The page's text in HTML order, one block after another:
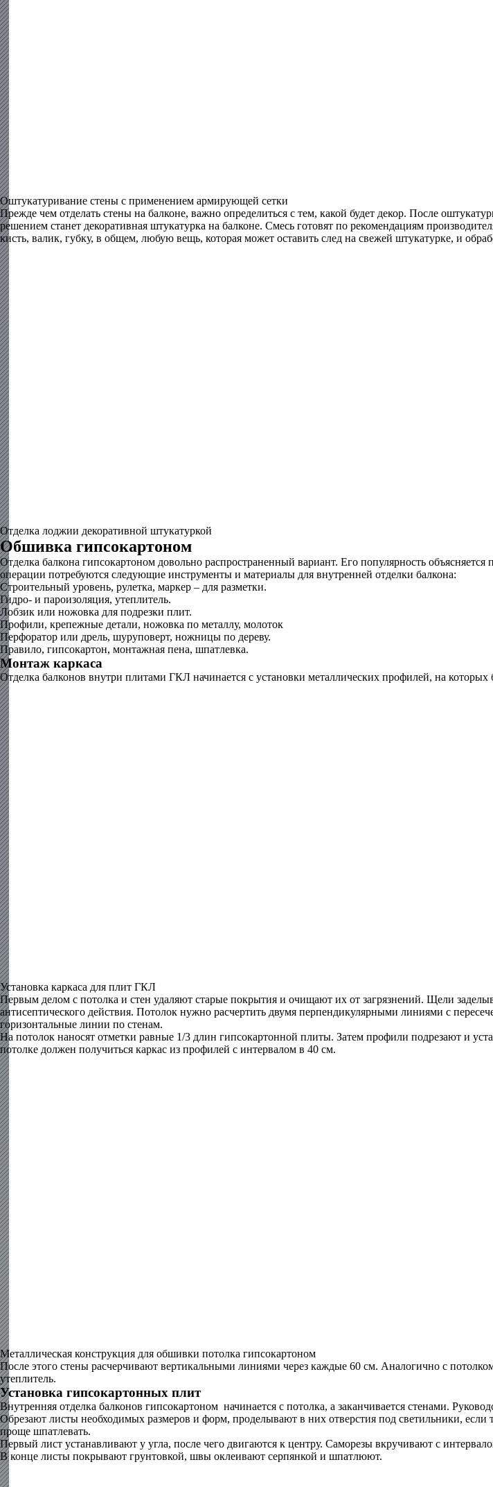
Оштукатуривание стены с применением армирующей сетки
Прежде чем отделать стены на балконе, важно определиться с тем, какой будет декор. После
решением станет декоративная штукатурка на балконе. Смесь готовят по рекомендациям
кисть, валик, губку, в общем, любую вещь, которая может оставить след на свежей штукатурке, и
Отделка лоджии декоративной штукатуркой
Обшивка гипсокартоном
Отделка балкона гипсокартоном довольно распространенный вариант. Его популярность
операции потребуются следующие инструменты и материалы для внутренней отделки балкона:
Строительный уровень, рулетка, маркер – для разметки.
Гидро- и пароизоляция, утеплитель.
Лобзик или ножовка для подрезки плит.
Профили, крепежные детали, ножовка по металлу, молоток
Перфоратор или дрель, шуруповерт, ножницы по дереву.
Правило, гипсокартон, монтажная пена, шпатлевка.
Монтаж каркаса
Отделка балконов внутри плитами ГКЛ начинается с установки металлических профилей, на которых
Установка каркаса для плит ГКЛ
Первым делом с потолка и стен удаляют старые покрытия и очищают их от загрязнений. Щели
антисептического действия. Потолок нужно расчертить двумя перпендикулярными линиями с
горизонтальные линии по стенам.
На потолок наносят отметки равные 1/3 длин гипсокартонной плиты. Затем профили подрезают и
потолке должен получиться каркас из профилей с интервалом в 40 см.
Металлическая конструкция для обшивки потолка гипсокартоном
После этого стены расчерчивают вертикальными линиями через каждые 60 см. Аналогично с
утеплитель.
Установка гипсокартонных плит
Внутренняя отделка балконов гипсокартоном начинается с потолка, а заканчивается стенами.
Обрезают листы необходимых размеров и форм, проделывают в них отверстия под светильники,
проще шпатлевать.
Первый лист устанавливают у угла, после чего двигаются к центру. Саморезы вкручивают с
В конце листы покрывают грунтовкой, швы оклеивают серпянкой и шпатлюют.